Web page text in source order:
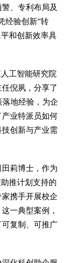
、专利布局及
经验创新”转
和创新效率具
工智能研究院
倪夙，分享了
地经验，为企
业特派员如何
创新与产业需
莉博士，作为
推计划支持的
携手开展校企
一典型案例，
复制、可推广